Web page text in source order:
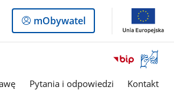
Logowanie
do
mObywatel
Otwórz
okno
z
Pytania i odpowiedzi Kontakt